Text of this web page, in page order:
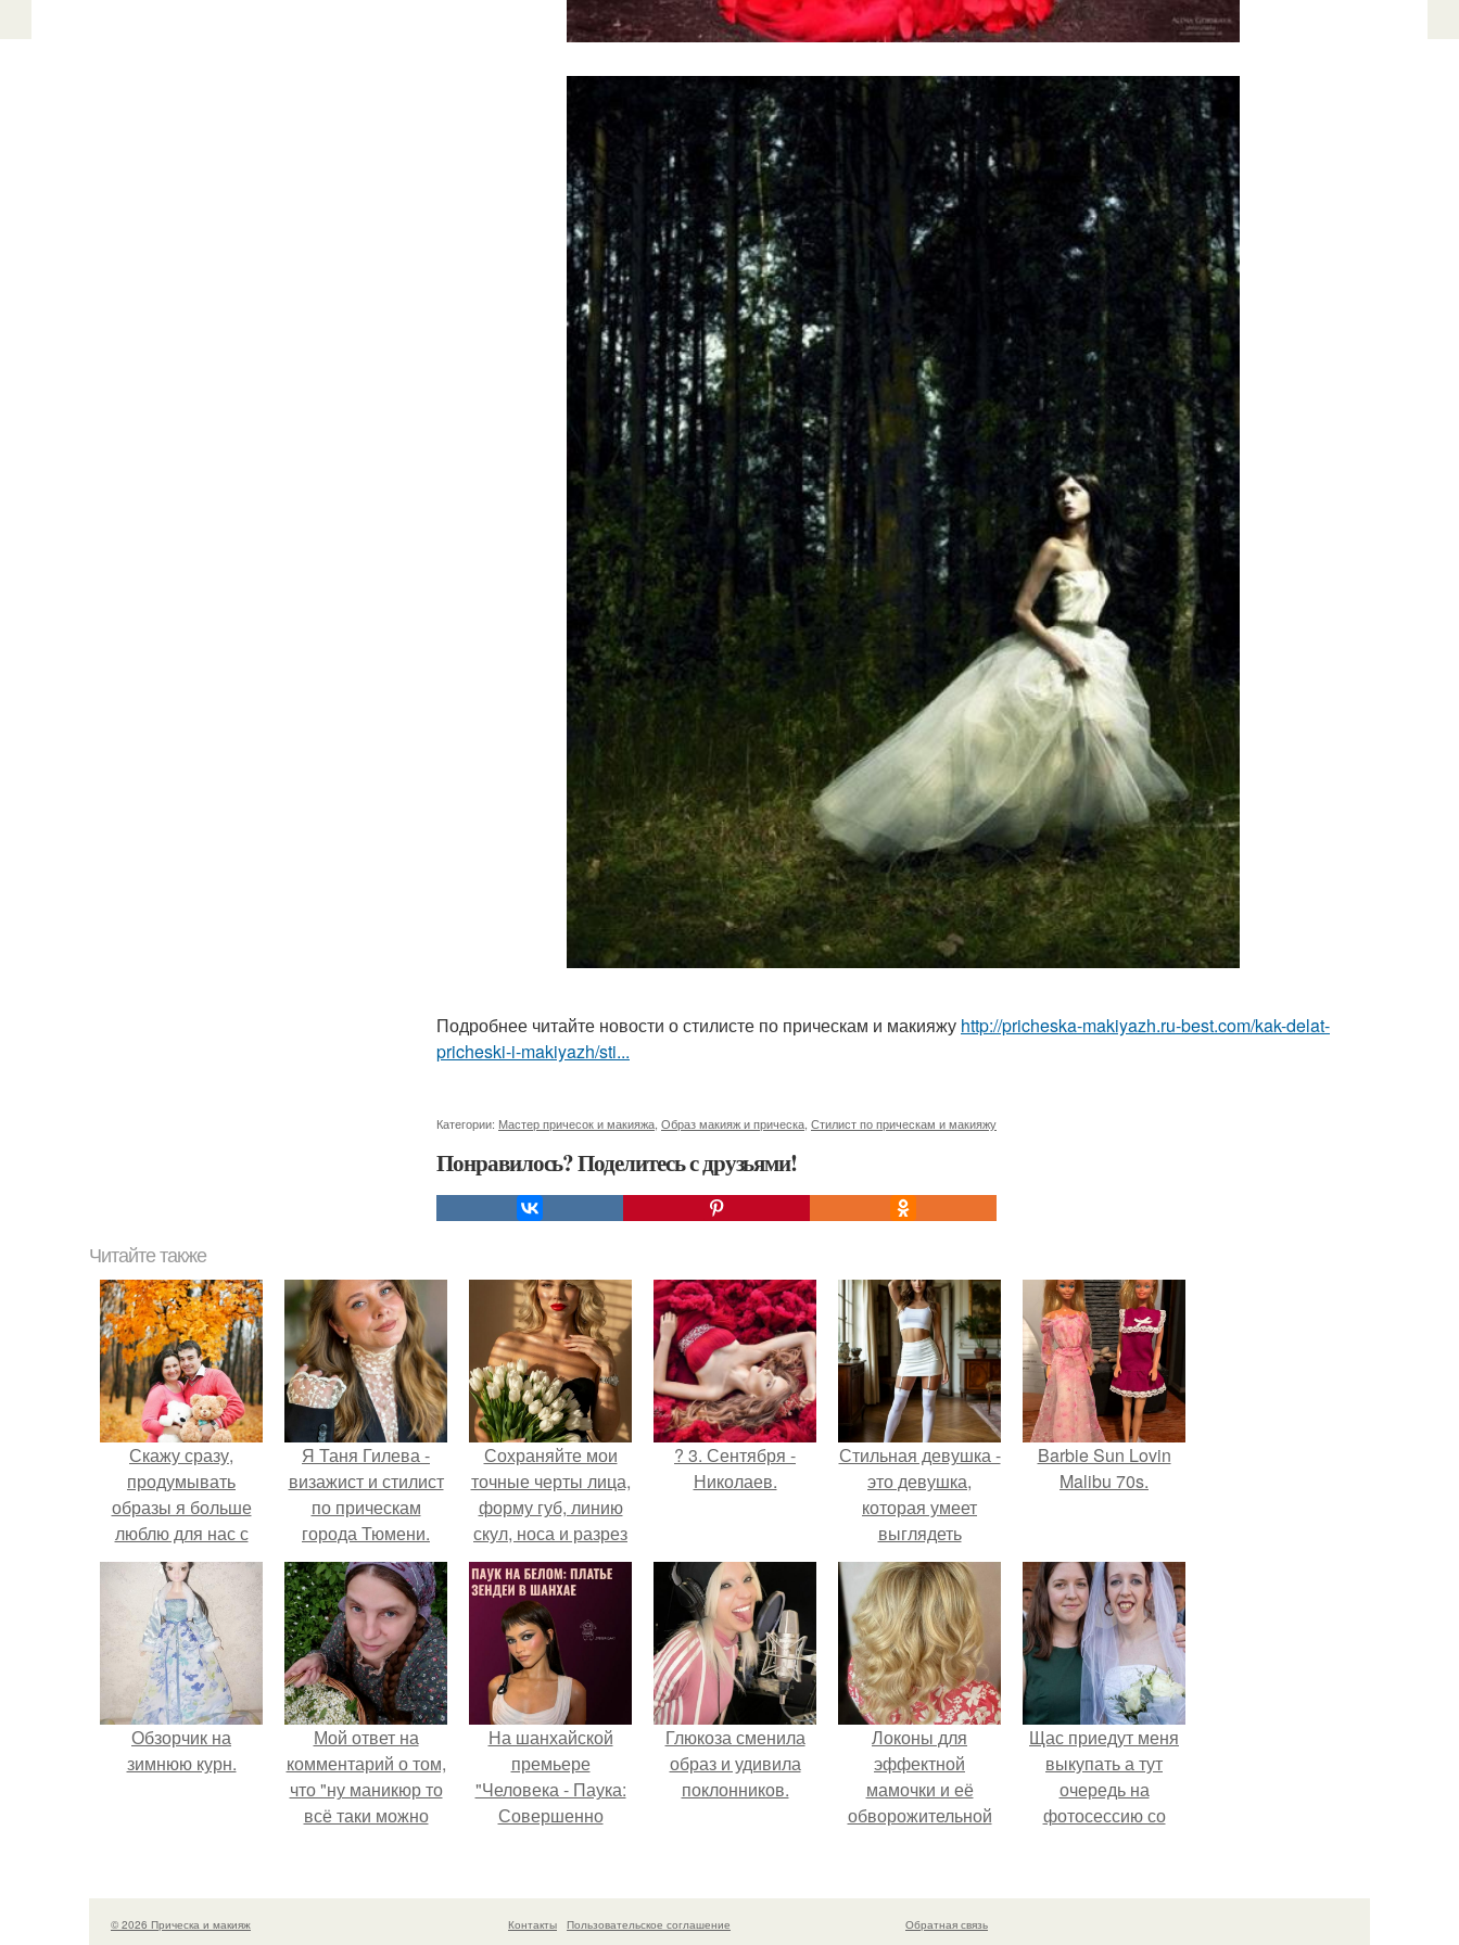
Подробнее читайте новости о стилисте по прическам и макияжу http://pricheska-makiyazh.ru-best.com/kak-delat-
pricheski-i-makiyazh/sti...
Категории: Мастер причесок и макияжа Образ макияж и прическа Стилист по прическам и макияжу
Понравилось? Поделитесь с друзьями!
Читайте также
Скажу сразу,
продумывать
образы я больше
люблю для нас с
мужем на
фотосессии, чем
для себя одной.
Я Таня Гилева -
визажист и стилист
по прическам
города Тюмени.
Сохраняйте мои
точные черты лица,
форму губ, линию
скул, носа и разрез
глаз.
? 3. Сентября -
Николаев.
Стильная девушка -
это девушка,
которая умеет
выглядеть
привлекательно и
элегантно в любои
ситуации.
Barbie Sun Lovin
Malibu 70s.
Обзорчик на
зимнюю курн.
Мой ответ на
комментарий о том,
что "ну маникюр то
всё таки можно
На шанхайской
премьере
"Человека - Паука:
Совершенно
просто очередной
наряд, а настоящий
Глюкоза сменила
образ и удивила
поклонников.
Локоны для
эффектной
мамочки и её
обворожительной
Щас приедут меня
выкупать а тут
очередь на
фотосессию со
© 2026 Прическа и макияж Контакты
Пользовательское соглашение
Обратная связь